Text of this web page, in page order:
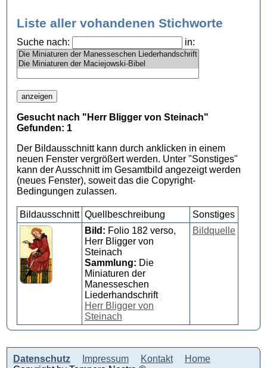
Liste aller vohandenen Stichworte
Suche nach: in:
Gesucht nach "Herr Bligger von Steinach"
Gefunden: 1
Der Bildausschnitt kann durch anklicken in einem
neuen Fenster vergrößert werden. Unter "Sonstiges"
kann der Ausschnitt im Gesamtbild angezeigt werden
(neues Fenster), soweit das die Copyright-
Bedingungen zulassen.
Bildausschnitt Quellbeschreibung
Sonstiges
Bild: Folio 182 verso,
Herr Bligger von
Steinach
Sammlung: Die
Miniaturen der
Manesseschen
Liederhandschrift
Herr Bligger von
Steinach
Bildquelle
Datenschutz Impressum Kontakt
Home